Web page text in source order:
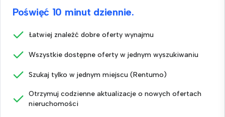
Poświęć 10 minut dziennie.
Łatwiej znaleźć dobre oferty wynajmu
Wszystkie dostępne oferty w jednym wyszukiwaniu
Szukaj tylko w jednym miejscu (Rentumo)
Otrzymuj codzienne aktualizacje o nowych ofertach
nieruchomości